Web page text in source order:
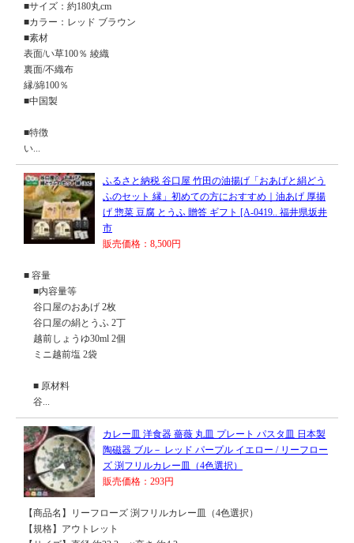
■サイズ：約180丸cm
■カラー：レッド ブラウン
■素材
表面/い草100％ 綾織
裏面/不織布
縁/綿100％
■中国製
■特徴
い...
ふるさと納税 谷口屋 竹田の油揚げ「おあげと絹どう
ふのセット 縁」初めての方におすすめ｜油あげ 厚揚
げ 惣菜 豆腐 とうふ 贈答 ギフト [A-0419.. 福井県坂井
市
販売価格：8,500円
■ 容量
■内容量等
谷口屋のおあげ 2枚
谷口屋の絹とうふ 2丁
越前しょうゆ30ml 2個
ミニ越前塩 2袋
■ 原材料
谷...
カレー皿 洋食器 薔薇 丸皿 プレート パスタ皿 日本製
陶磁器 ブル－ レッド パープル イエロー / リーフロー
ズ 渕フリルカレー皿（4色選択）
販売価格：293円
【商品名】リーフローズ 渕フリルカレー皿（4色選択）
【規格】アウトレット